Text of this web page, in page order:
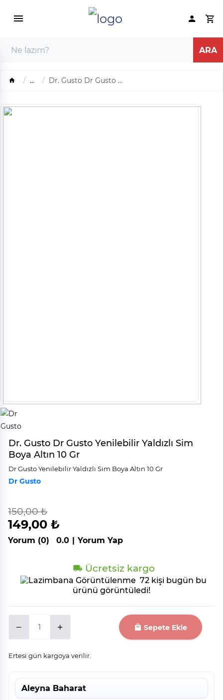
... Dr. Gusto Dr Gusto ...
Dr. Gusto Dr Gusto Yenilebilir Yaldızlı Sim
Boya Altın 10 Gr
Dr Gusto Yeni̇lebi̇li̇r Yaldızlı Si̇m Boya Altın 10 Gr
Dr Gusto
%1
indirim
150,00 ₺
149,00 ₺
Yorum (0) 0.0 | Yorum Yap
Ücretsiz kargo
72 kişi bugün bu
ürünü görüntüledi!
Sepete Ekle
Ertesi gün kargoya verilir.
Aleyna Baharat